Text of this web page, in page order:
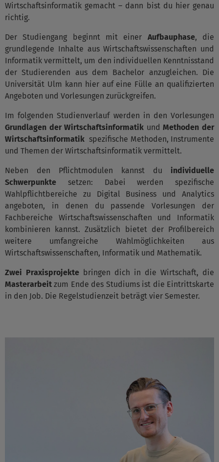
Wirtschaftsinformatik gemacht – dann bist du hier genau
richtig.
Der Studiengang beginnt mit einer Aufbauphase, die
grundlegende Inhalte aus Wirtschaftswissenschaften und
Informatik vermittelt, um den individuellen Kenntnisstand
der Studierenden aus dem Bachelor anzugleichen. Die
Universität Ulm kann hier auf eine Fülle an qualifizierten
Angeboten und Vorlesungen zurückgreifen.
Im folgenden Studienverlauf werden in den Vorlesungen
Grundlagen der Wirtschaftsinformatik undMethoden der
Wirtschaftsinformatik spezifische Methoden, Instrumente
und Themen der Wirtschaftsinformatik vermittelt.
Neben den Pflichtmodulen kannst du individuelle
Schwerpunkte setzen: Dabei werden spezifische
Wahlpflichtbereiche zu Digital Business und Analytics
angeboten, in denen du passende Vorlesungen der
Fachbereiche Wirtschaftswissenschaften und Informatik
kombinieren kannst. Zusätzlich bietet der Profilbereich
weitere umfangreiche Wahlmöglichkeiten aus
Wirtschaftswissenschaften, Informatik und Mathematik.
Zwei Praxisprojekte bringen dich in die Wirtschaft, die
Masterarbeit zum Ende des Studiums ist die Eintrittskarte
in den Job. Die Regelstudienzeit beträgt vier Semester.